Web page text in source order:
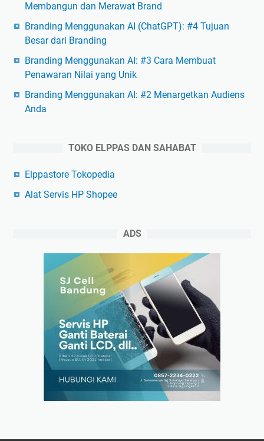
Membangun dan Merawat Brand
Branding Menggunakan AI (ChatGPT): #4 Tujuan
Besar dari Branding
Branding Menggunakan AI: #3 Cara Membuat
Penawaran Nilai yang Unik
Branding Menggunakan AI: #2 Menargetkan Audiens
Anda
TOKO ELPPAS DAN SAHABAT
Elppastore Tokopedia
Alat Servis HP Shopee
ADS